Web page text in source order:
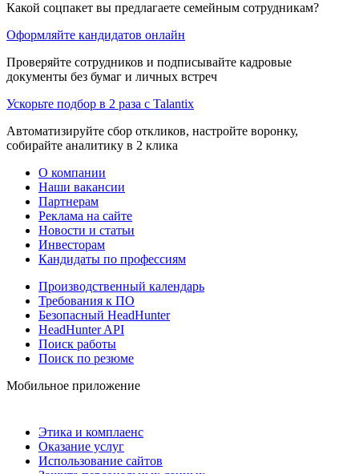
Какой соцпакет вы предлагаете семейным сотрудникам?
Оформляйте кандидатов онлайн
Проверяйте сотрудников и подписывайте кадровые
документы без бумаг и личных встреч
Ускорьте подбор в 2 раза с Talantix
Автоматизируйте сбор откликов, настройте воронку,
собирайте аналитику в 2 клика
О компании
Наши вакансии
Партнерам
Реклама на сайте
Новости и статьи
Инвесторам
Кандидаты по профессиям
Производственный календарь
Требования к ПО
Безопасный HeadHunter
HeadHunter API
Поиск работы
Поиск по резюме
Мобильное приложение
Этика и комплаенс
Оказание услуг
Использование сайтов